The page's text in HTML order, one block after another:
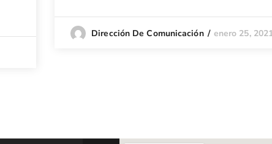
Dirección De Comunicación enero 25,